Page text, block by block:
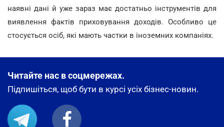
наявні дані й уже зараз має достатньо інструментів для
виявлення фактів приховування доходів. Особливо це
стосується осіб, які мають частки в іноземних компаніях.
Читайте нас в соцмережах.
Підпишіться, щоб бути в курсі усіх бізнес-новин.